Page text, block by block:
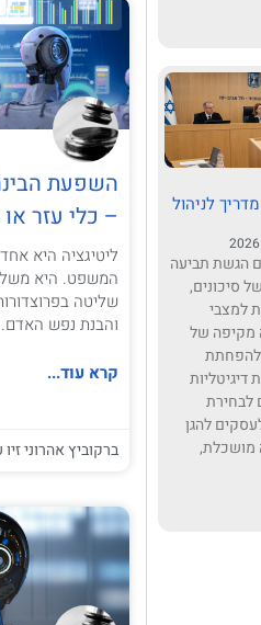
לניהול
הגשת תביעה
סיכונים,
למצבי
מקיפה של
להפחתת
לבחירת
להגן
מושכלת,
השפעת
– כלי עזר
ליטיגציה היא
המשפט. היא
שליטה
והבנת נפש
קרא עוד...
ברקוביץ אהרוני זיו